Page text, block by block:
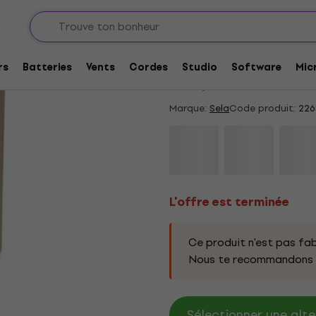
Batteries Vents Cordes Studio Software
Wood Cajon
L'offre est terminée
Sela SE 004A
Marque: SelaCode produit:
L'offre est terminée
Ce produit n'est pas
Nous te